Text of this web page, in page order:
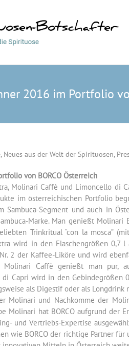
2016 im Portfolio
, Neues aus der Welt der Spirituosen,
von BORCO Österreich
Molinari Caffè und Limoncello di
im österreichischen Portfolio
Sambuca-Segment und auch in
Marke. Man genießt Molinari
Trinkritual “con la mosca”
wird in den Flaschengrößen 0,7
2 der Kaffee-Liköre und wird
Molinari Caffè genießt man pur,
di Capri wird in den Gebindegrößen
als Digestif oder als Longdrink
Molinari und Nachkomme der
Molinari hat BORCO aufgrund der
und Vertriebs-Expertise
wie BORCO der richtige Partner